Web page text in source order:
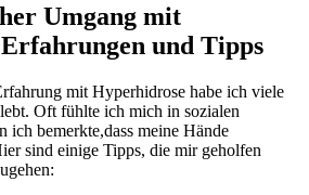
Umgang⁣ mit
und Tipps
mit Hyperhidrose‍ habe⁣ ich viele
Oft fühlte ich‍ mich in sozialen
ich bemerkte,dass meine⁢ Hände​
sind einige‌ Tipps, die mir geholfen